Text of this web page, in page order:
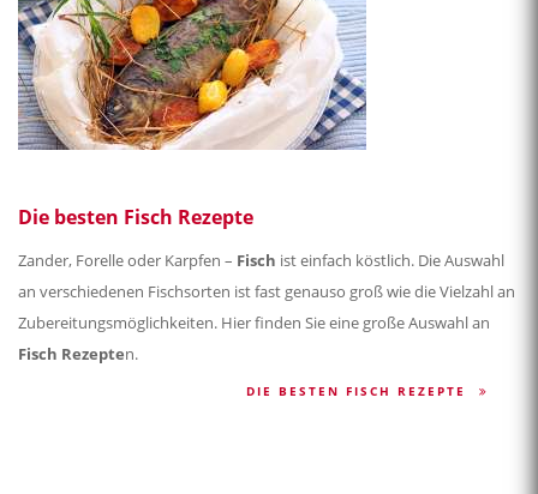
Die besten Fisch Rezepte
Zander, Forelle oder Karpfen – Fisch ist einfach köstlich. Die Auswahl
an verschiedenen Fischsorten ist fast genauso groß wie die Vielzahl an
Zubereitungsmöglichkeiten. Hier finden Sie eine große Auswahl an
Fisch Rezepten.
DIE BESTEN FISCH REZEPTE